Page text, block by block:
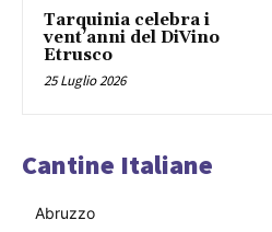
Tarquinia celebra i
vent’anni del DiVino
Etrusco
25 Luglio 2026
Cantine Italiane
Abruzzo